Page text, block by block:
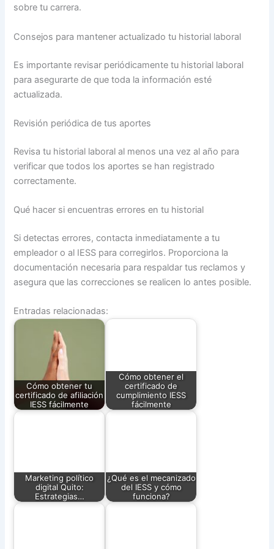
sobre tu carrera.
Consejos para mantener actualizado tu historial laboral
Es importante revisar periódicamente tu historial laboral
para asegurarte de que toda la información esté
actualizada.
Revisión periódica de tus aportes
Revisa tu historial laboral al menos una vez al año para
verificar que todos los aportes se han registrado
correctamente.
Qué hacer si encuentras errores en tu historial
Si detectas errores, contacta inmediatamente a tu
empleador o al IESS para corregirlos. Proporciona la
documentación necesaria para respaldar tus reclamos y
asegura que las correcciones se realicen lo antes posible.
Entradas relacionadas:
Cómo obtener tu
certificado de afiliación
IESS fácilmente
Cómo obtener el
certificado de
cumplimiento IESS
fácilmente
Marketing político
digital Quito:
Estrategias…
¿Qué es el mecanizado
del IESS y cómo
funciona?